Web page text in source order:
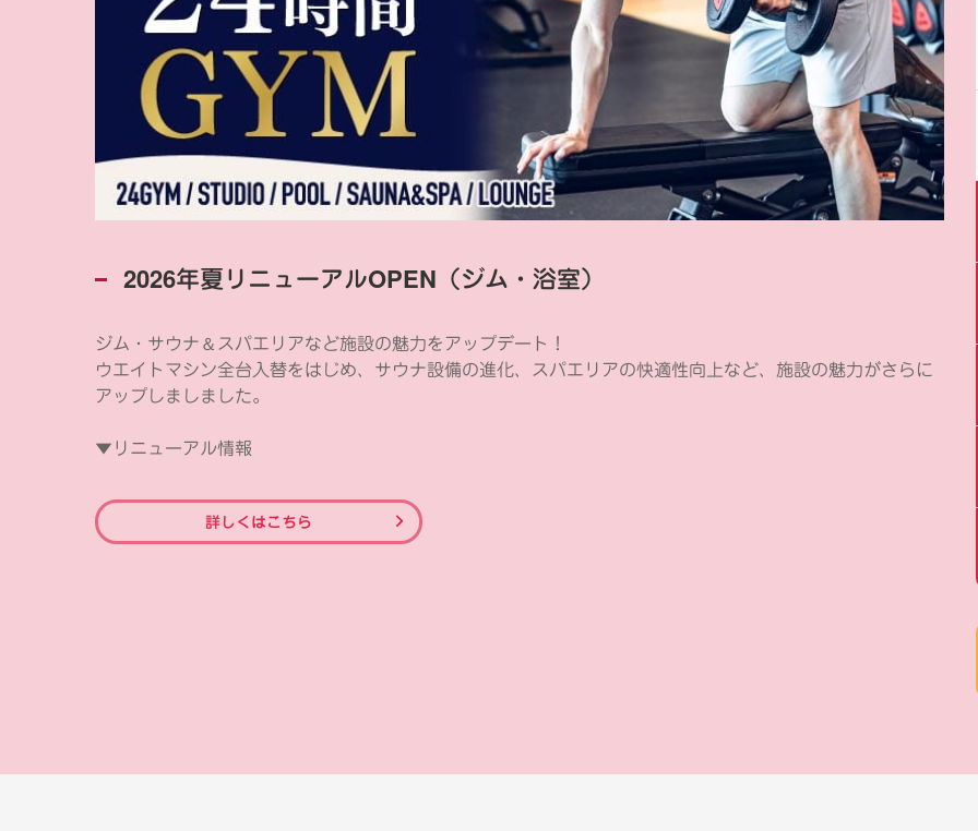
2026年夏リニューアルOPEN（ジム・浴室）
ジム・サウナ ＆ スパエリアなど施設の魅力をアップデート！
ウエイトマシン全台入替をはじめ、サウナ設備の進化、スパエリアの快適性向上など、施設の魅力がさらに
アップしましました。
▼リニューアル情報
詳しくはこちら